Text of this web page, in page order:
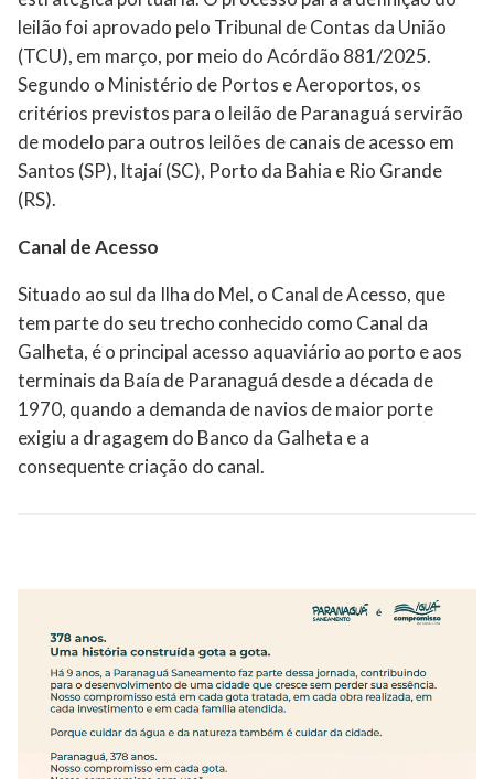
leilão foi aprovado pelo Tribunal de Contas da União
(TCU), em março, por meio do Acórdão 881/2025.
Segundo o Ministério de Portos e Aeroportos, os
critérios previstos para o leilão de Paranaguá servirão
de modelo para outros leilões de canais de acesso em
Santos (SP), Itajaí (SC), Porto da Bahia e Rio Grande
(RS).
Canal de Acesso
Situado ao sul da Ilha do Mel, o Canal de Acesso, que
tem parte do seu trecho conhecido como Canal da
Galheta, é o principal acesso aquaviário ao porto e aos
terminais da Baía de Paranaguá desde a década de
1970, quando a demanda de navios de maior porte
exigiu a dragagem do Banco da Galheta e a
consequente criação do canal.